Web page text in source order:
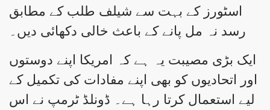
اسٹورز کے بہت سے شیلف طلب کے مطابق
رسد نہ مل پانے کے باعث خالی دکھائی دیں۔
ایک بڑی مصیبت یہ ہے کہ امریکا اپنے دوستوں
اور اتحادیوں کو بھی اپنے مفادات کی تکمیل کے
لیے استعمال کرتا رہا ہے۔ ڈونلڈ ٹرمپ نے اس